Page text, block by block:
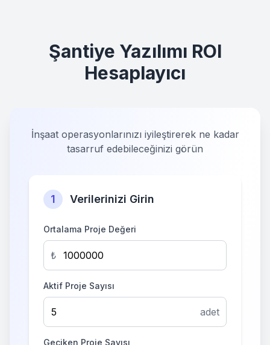
Şantiye Yazılımı ROI
Hesaplayıcı
İnşaat operasyonlarınızı iyileştirerek ne kadar
tasarruf edebileceğinizi görün
1 Verilerinizi Girin
Ortalama Proje Değeri
₺
Aktif Proje Sayısı
adet
Geciken Proje Sayısı